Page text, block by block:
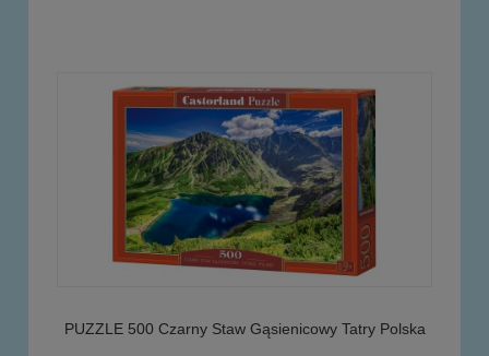
PUZZLE 500 Czarny Staw Gąsienicowy Tatry Polska